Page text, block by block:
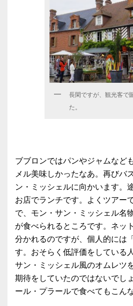
長閑ですが、観光客で
た。
ブブロンではパンやジャムなど
メル美味しかったなあ。再びバ
ン・ミッシェルに向かいます。
お店でランチです。よくツアー
で、モン・サン・ミッシェル名
が食べられるところです。ネッ
分かれるのですが、個人的には
す。おそらく低評価をしている
サン・ミッシェル風のオムレツ
期待をしていたのではないでし
ール・プラールで食べてもこん